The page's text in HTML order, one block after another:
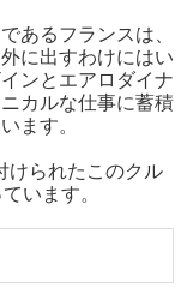
あるフランスは、
に出すわけにはい
ンとエアロダイナ
カルな仕事に蓄積
ます。
けられたこのクル
います。